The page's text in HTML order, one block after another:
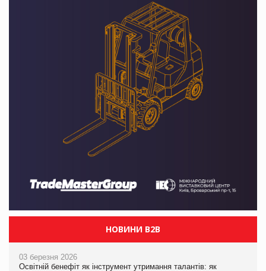
НОВИНИ B2B
03 березня 2026
Освітній бенефіт як інструмент утримання талантів: як